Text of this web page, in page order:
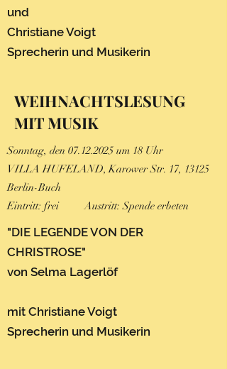
und
Christiane Voigt
Sprecherin und Musikerin
WEIHNACHTSLESUNG
MIT MUSIK
Sonntag, den 07.12.2025 um 18 Uhr
VILLA HUFELAND, Karower Str. 17, 13125
Berlin-Buch
Eintritt: frei Austritt: Spende erbeten
"DIE LEGENDE VON DER
CHRISTROSE"
von Selma Lagerlöf
mit Christiane Voigt
Sprecherin und Musikerin